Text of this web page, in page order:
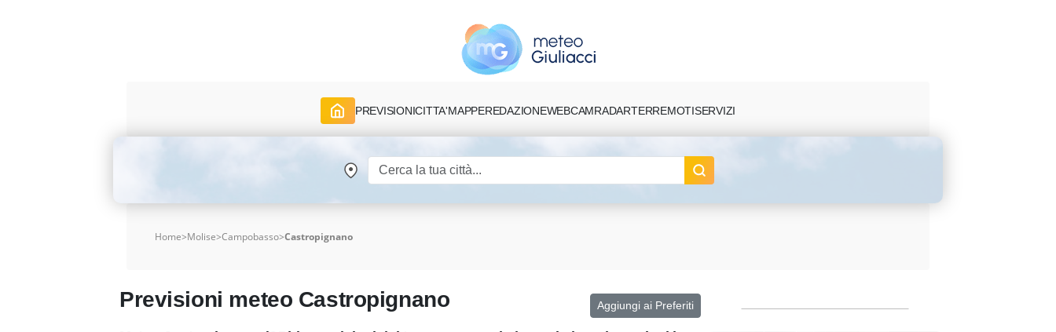
PREVISIONICITTA'MAPPEREDAZIONEWEBCAMRADARTERREMOTISERVIZI
Home>Molise>Campobasso>Castropignano
Previsioni meteo Castropignano Aggiungi ai Preferiti